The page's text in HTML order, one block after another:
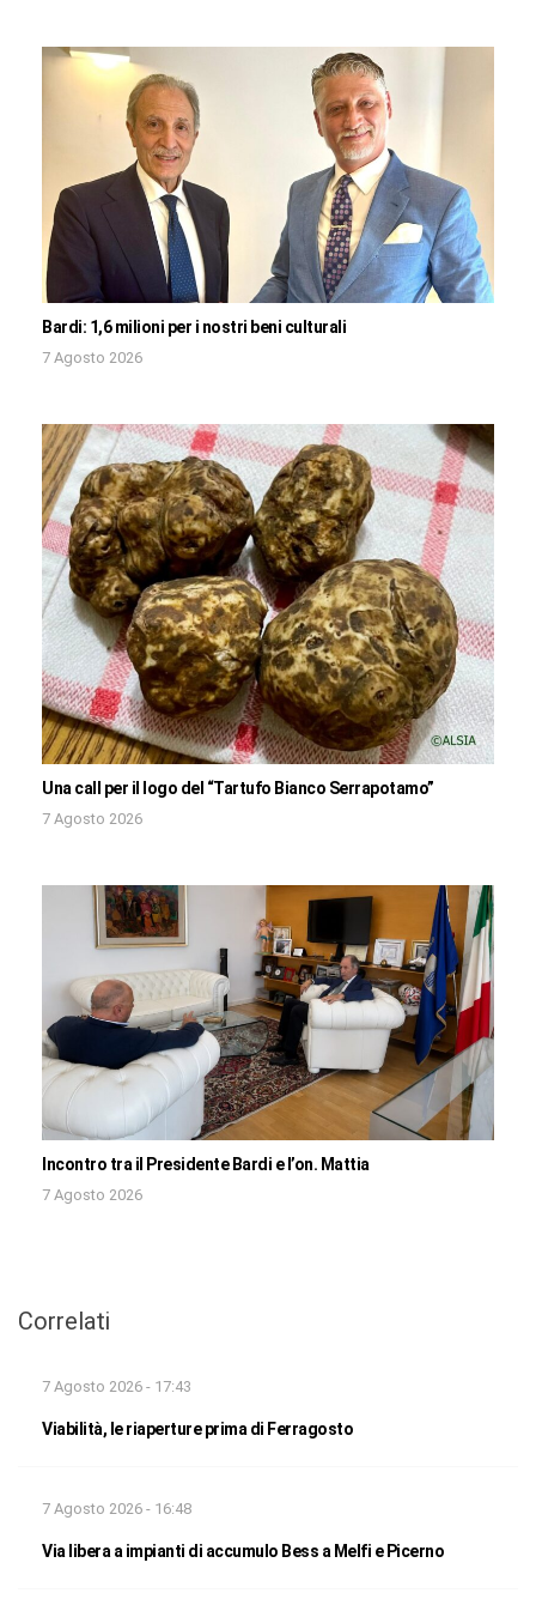
Bardi: 1,6 milioni per i nostri beni culturali
7 Agosto 2026
Una call per il logo del “Tartufo Bianco Serrapotamo”
7 Agosto 2026
Incontro tra il Presidente Bardi e l’on. Mattia
7 Agosto 2026
Correlati
7 Agosto 2026 - 17:43
Viabilità, le riaperture prima di Ferragosto
7 Agosto 2026 - 16:48
Via libera a impianti di accumulo Bess a Melfi e Picerno